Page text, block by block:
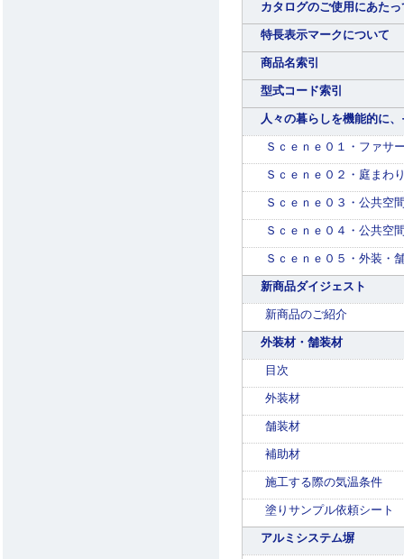
カタログのご使用にあたっ
特長表示マークについて
商品名索引
型式コード索引
人々の暮らしを機能的に
Ｓｃｅｎｅ０１・ファサ
Ｓｃｅｎｅ０２・庭まわ
Ｓｃｅｎｅ０３・公共空
Ｓｃｅｎｅ０４・公共空
Ｓｃｅｎｅ０５・外装・
新商品ダイジェスト
新商品のご紹介
外装材・舗装材
目次
外装材
舗装材
補助材
施工する際の気温条件
塗りサンプル依頼シート
アルミシステム塀